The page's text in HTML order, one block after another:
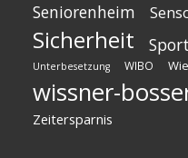
Seniorenheim
Sicherheit Sport
Unterbesetzung WIBO
wissner-
Zeitersparnis